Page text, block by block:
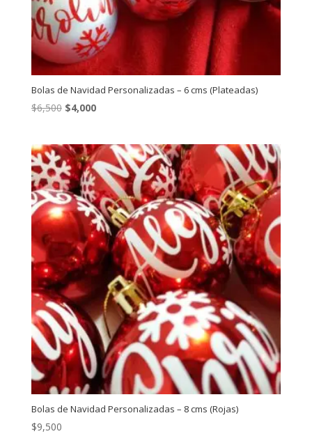
Bolas de Navidad Personalizadas – 6 cms (Plateadas)
$6,500 El
era:
$6,500.
$4,000El
es:
$4,000.
Bolas de Navidad Personalizadas – 8 cms (Rojas)
$9,500